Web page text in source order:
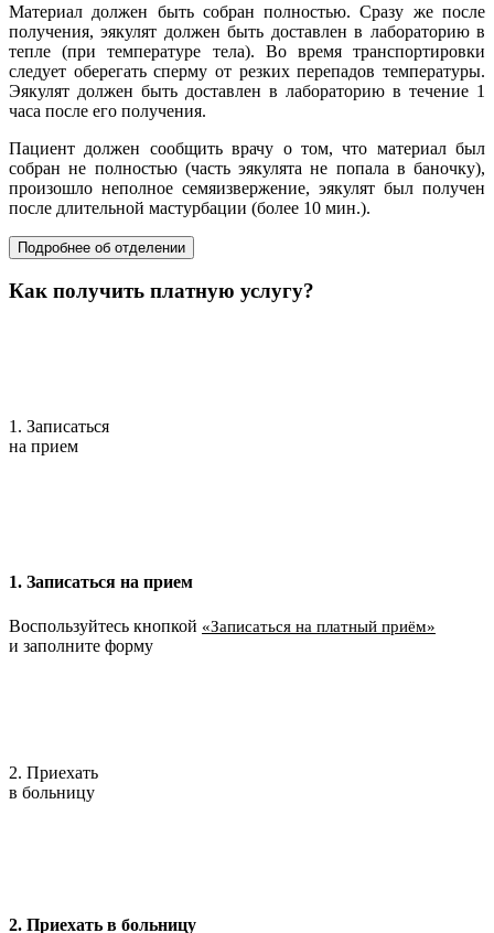
Материал должен быть собран полностью. Сразу же после
получения, эякулят должен быть доставлен в лабораторию в
тепле (при температуре тела). Во время транспортировки
следует оберегать сперму от резких перепадов температуры.
Эякулят должен быть доставлен в лабораторию в течение 1
часа после его получения.
Пациент должен сообщить врачу о том, что материал был
собран не полностью (часть эякулята не попала в баночку),
произошло неполное семяизвержение, эякулят был получен
после длительной мастурбации (более 10 мин.).
Подробнее об отделении
Как получить платную услугу?
1. Записаться
на прием
1. Записаться на прием
Воспользуйтесь кнопкой «Записаться на платный приём»
и заполните форму
2. Приехать
в больницу
2. Приехать в больницу